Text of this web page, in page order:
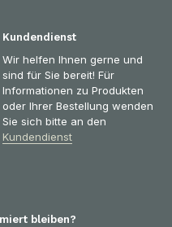
Kundendienst
Wir helfen Ihnen gerne und
sind für Sie bereit! Für
Informationen zu Produkten
oder Ihrer Bestellung wenden
Sie sich bitte an den
Kundendienst
bleiben?